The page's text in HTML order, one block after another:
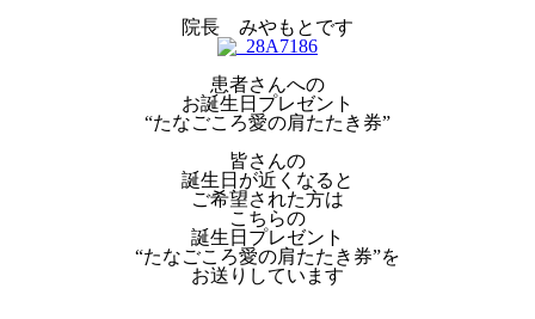
院長 みやもとです
患者さんへの
お誕生日プレゼント
“たなごころ愛の肩たたき券”
皆さんの
誕生日が近くなると
ご希望された方は
こちらの
誕生日プレゼント
“たなごころ愛の肩たたき券”を
お送りしています